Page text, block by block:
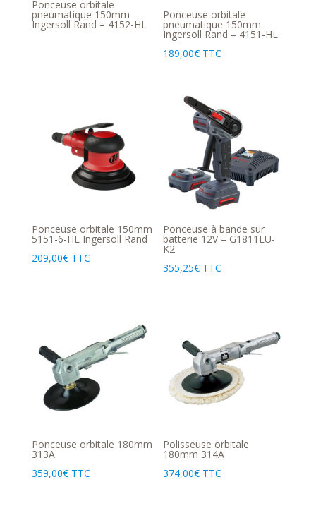
Ponceuse orbitale
pneumatique 150mm
Ingersoll Rand – 4152-HL
Ponceuse orbitale
pneumatique 150mm
Ingersoll Rand – 4151-HL
189,00€ TTC
Ponceuse orbitale 150mm
5151-6-HL Ingersoll Rand
209,00€ TTC
Ponceuse à bande sur
batterie 12V – G1811EU-
K2
355,25€ TTC
Ponceuse orbitale 180mm
313A
359,00€ TTC
Polisseuse orbitale
180mm 314A
374,00€ TTC